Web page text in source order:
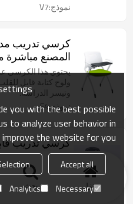
نموذج:V7
كرسي تدريب
المصنع مباشرة
شكل قرص
لمؤتمرات
يحتوي هذا الكرسي
ولوح كتابة قابل
وتيسر الدراسة.
نموذج:F4
كرسي تدريب
المصنع مباشرة
الدراسية وغرفة
للطي
كرسي التدريب
مجموعة متنوعة من
نموذج:V7
منزل بحث
you with the best possible
to analyze user behavior in
the website for you.
Accept all
Necessary
Analytics